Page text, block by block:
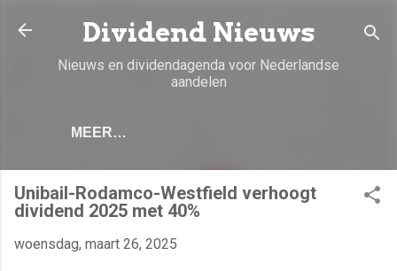
Doorgaan naar hoofdcontent
Dividend Nieuws
Nieuws en dividendagenda voor Nederlandse
aandelen
MEER…
Unibail-Rodamco-Westfield verhoogt
dividend 2025 met 40%
woensdag, maart 26, 2025